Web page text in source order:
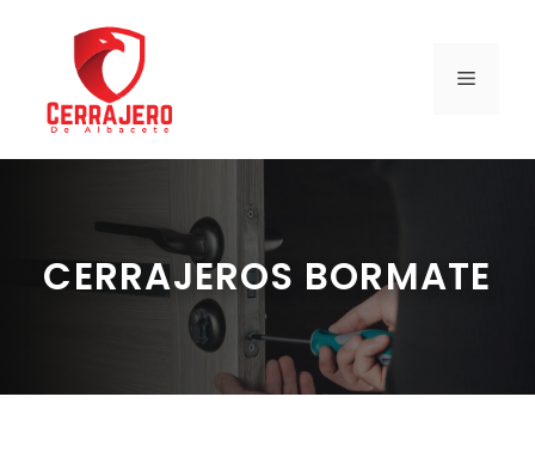
contenido
MENÚ
CERRAJEROS BORMATE